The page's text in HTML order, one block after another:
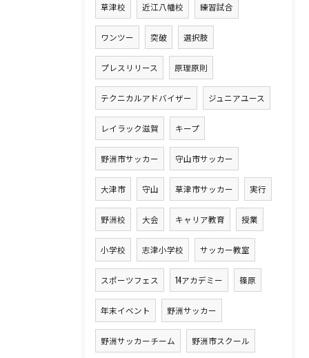
草津校 近江八幡校 練習試合
ワンツー 突破 選択肢
プレスリリース 原理原則
テクニカルアドバイザー ジュニアユース
レイラック滋賀 キープ
野洲市サッカー 守山市サッカー
大津市 守山 草津市サッカー 実行
野洲校 大会 キャリア教育 授業
小学校 志津小学校 サッカー教室
スポーツフェス 14アカデミー 篠原
年末イベント 野洲サッカー
野洲サッカーチーム 野洲市スクール